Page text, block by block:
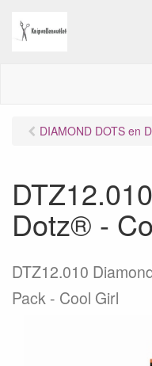
DIAMOND DOTS en
Dotz® -
DTZ12.010
Pack - Cool Girl